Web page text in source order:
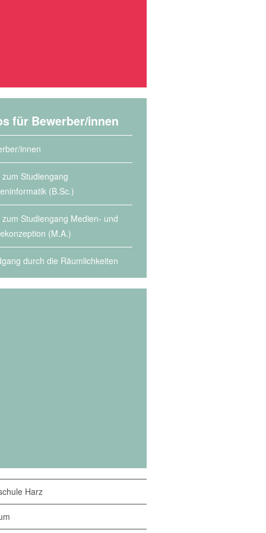
für Bewerber/innen
innen
zum Studiengang
(B.Sc.)
zum Studiengang Medien- und
(M.A.)
durch die Räumlichkeiten
Harz